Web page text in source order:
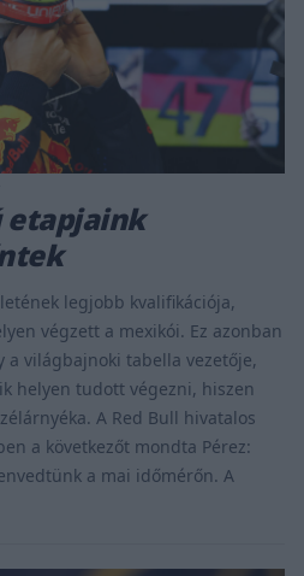
etapjaink
legjobb kvalifikációja,
végzett a mexikói. Ez azonban
a világbajnoki tabella vezetője,
helyen tudott végezni, hiszen
A Red Bull hivatalos
a következőt mondta Pérez:
a mai időmérőn. A